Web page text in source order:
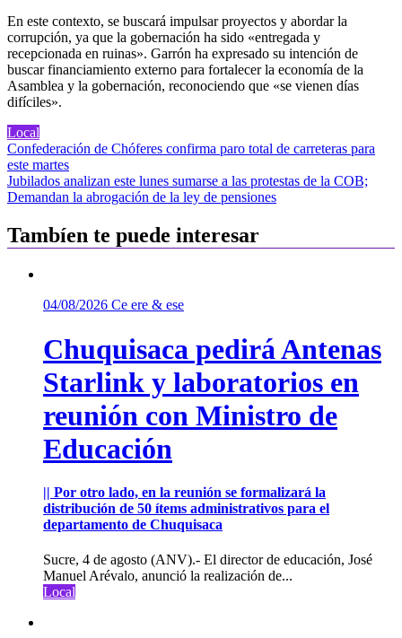
En este contexto, se buscará impulsar proyectos y abordar la
corrupción, ya que la gobernación ha sido «entregada y
recepcionada en ruinas». Garrón ha expresado su intención de
buscar financiamiento externo para fortalecer la economía de la
Asamblea y la gobernación, reconociendo que «se vienen días
difíciles».
Local
Navegación
de
entradas
Confederación de Chóferes confirma paro total de carreteras para
este martes
Jubilados analizan este lunes sumarse a las protestas de la COB;
Demandan la abrogación de la ley de pensiones
Tambíen te puede interesar
04/08/2026 Ce ere & ese
Chuquisaca pedirá Antenas
Starlink y laboratorios en
reunión con Ministro de
Educación
|| Por otro lado, en la reunión se formalizará la
distribución de 50 ítems administrativos para el
departamento de Chuquisaca
Sucre, 4 de agosto (ANV).- El director de educación, José
Manuel Arévalo, anunció la realización de...
Local